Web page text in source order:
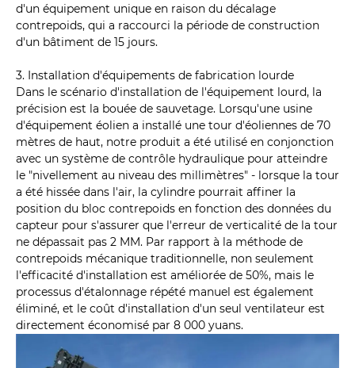
d'un équipement unique en raison du décalage
contrepoids, qui a raccourci la période de construction
d'un bâtiment de 15 jours.
3. Installation d'équipements de fabrication lourde
Dans le scénario d'installation de l'équipement lourd, la
précision est la bouée de sauvetage. Lorsqu'une usine
d'équipement éolien a installé une tour d'éoliennes de 70
mètres de haut, notre produit a été utilisé en conjonction
avec un système de contrôle hydraulique pour atteindre
le "nivellement au niveau des millimètres" - lorsque la tour
a été hissée dans l'air, la cylindre pourrait affiner la
position du bloc contrepoids en fonction des données du
capteur pour s'assurer que l'erreur de verticalité de la tour
ne dépassait pas 2 MM. Par rapport à la méthode de
contrepoids mécanique traditionnelle, non seulement
l'efficacité d'installation est améliorée de 50%, mais le
processus d'étalonnage répété manuel est également
éliminé, et le coût d'installation d'un seul ventilateur est
directement économisé par 8 000 yuans.